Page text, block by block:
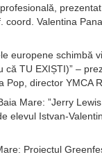
coord. Valentina
europene schimbă
că TU EXIȘTI)” –
Pop, director YMCA
Mare: ”Jerry
elevul Istvan-
Proiectul